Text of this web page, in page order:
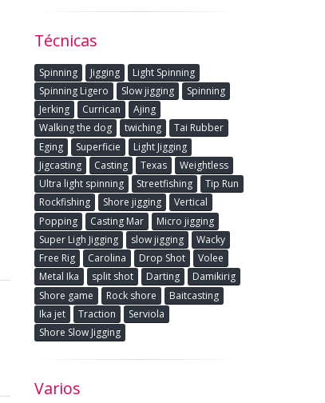
Técnicas
Spinning Jigging
Light Spinning
Spinning Ligero
Slow jigging
Spinning
Jerking
Currican
Ajing
Walking the dog
twiching
Tai Rubber
Eging
Superficie
Light Jigging
Jigcasting
Casting Texas
Weightless
Ultra light spinning
Streetfishing
Tip Run
Rockfishing
Shore jigging
Vertical
Popping
Casting Mar
Micro jigging
Super Ligh Jigging
slow jigging
Wacky
Free Rig
Carolina Drop Shot
Volee
Metal Ika
split shot Darting
Damikirig
Shore game
Rock shore
Baitcasting
Ika jet
Traction
Serviola
Shore Slow Jigging
Varios